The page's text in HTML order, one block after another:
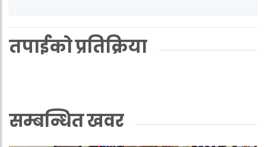
तपाईको प्रतिक्रिया
सम्बन्धित खवर